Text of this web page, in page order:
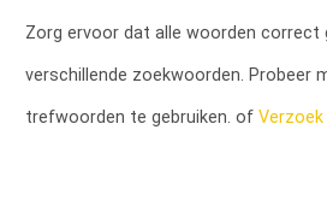
CONTACTEER
ONS
Zorg ervoor dat alle woorden correct
verschillende zoekwoorden. Probeer
trefwoorden te gebruiken. of Verzoek